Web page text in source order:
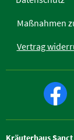
Maßnahmen
Vertrag